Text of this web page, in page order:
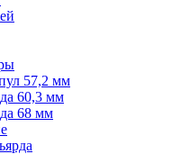
57,2 мм
60,3 мм
68 мм